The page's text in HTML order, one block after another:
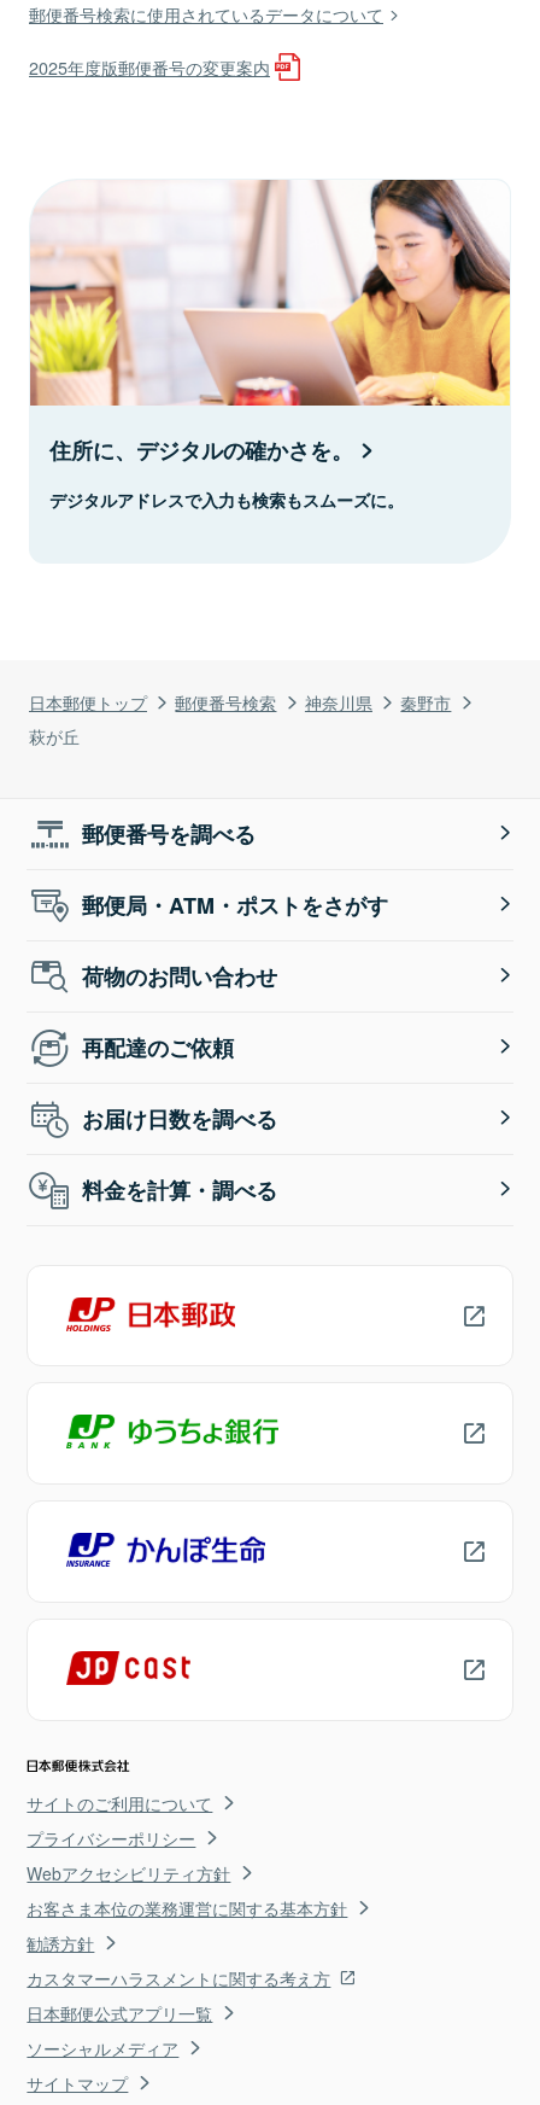
日本郵便トップ 郵便番号検索 神奈川県
秦野市
萩が丘
郵便番号検索に使用されているデータについて
2025年度版郵便番号の変更案内
住所に、デジタルの確かさを。
デジタルアドレスで入力も検索もスムーズに。
郵便番号を調べる
郵便局・ATM・ポストをさがす
荷物のお問い合わせ
再配達のご依頼
お届け日数を調べる
料金を計算・調べる
サイトのご利用について
プライバシーポリシー
Webアクセシビリティ方針
お客さま本位の業務運営に関する基本方針
勧誘方針
カスタマーハラスメントに関する考え方
日本郵便公式アプリ一覧
ソーシャルメディア
サイトマップ